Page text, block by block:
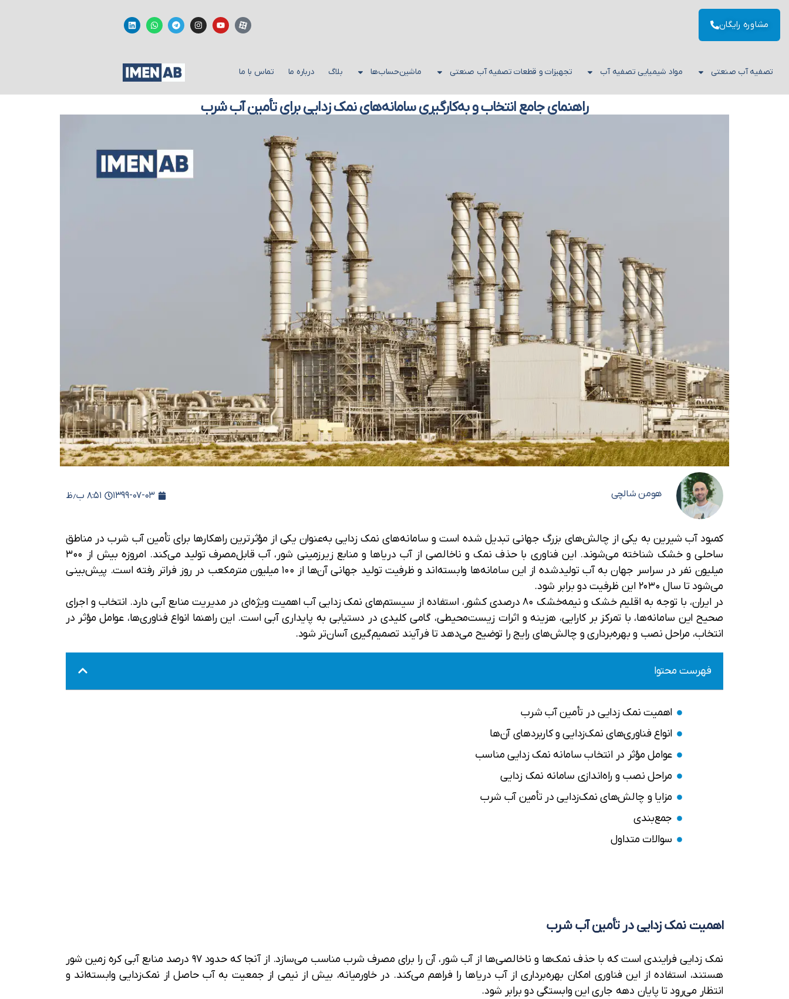
مشاوره رایگان
تصفیه آب صنعتی مواد شیمیایی تصفیه آب تجهیزات و قطعات تصفیه آب صنعتی ماشین‌حساب‌ها بلاگ درباره ما تماس با ما
راهنمای جامع انتخاب و به‌کارگیری سامانه‌های نمک زدایی برای تأمین آب شرب
هومن شالچی ۱۳۹۹-۰۷-۰۳ ۸:۵۱ ب٫ظ
کمبود آب شیرین به یکی از چالش‌های بزرگ جهانی تبدیل شده است و سامانه‌های نمک زدایی به‌عنوان یکی از مؤثرترین راهکارها برای تأمین آب شرب در مناطق
ساحلی و خشک شناخته می‌شوند. این فناوری با حذف نمک و ناخالصی از آب دریاها و منابع زیرزمینی شور، آب قابل‌مصرف تولید می‌کند. امروزه بیش از ۳۰۰
میلیون نفر در سراسر جهان به آب تولیدشده از این سامانه‌ها وابسته‌اند و ظرفیت تولید جهانی آن‌ها از ۱۰۰ میلیون مترمکعب در روز فراتر رفته است. پیش‌بینی
می‌شود تا سال ۲۰۳۰ این ظرفیت دو برابر شود.
در ایران، با توجه به اقلیم خشک و نیمه‌خشک ۸۰ درصدی کشور، استفاده از سیستم‌های نمک زدایی آب اهمیت ویژه‌ای در مدیریت منابع آبی دارد. انتخاب و اجرای
صحیح این سامانه‌ها، با تمرکز بر کارایی، هزینه و اثرات زیست‌محیطی، گامی کلیدی در دستیابی به پایداری آبی است. این راهنما انواع فناوری‌ها، عوامل مؤثر در
انتخاب، مراحل نصب و بهره‌برداری و چالش‌های رایج را توضیح می‌دهد تا فرآیند تصمیم‌گیری آسان‌تر شود.
فهرست محتوا
اهمیت نمک زدایی در تأمین آب شرب
انواع فناوری‌های نمک‌زدایی و کاربردهای آن‌ها
عوامل مؤثر در انتخاب سامانه نمک زدایی مناسب
مراحل نصب و راه‌اندازی سامانه نمک زدایی
مزایا و چالش‌های نمک‌زدایی در تأمین آب شرب
جمع‌بندی
سوالات متداول
اهمیت نمک زدایی در تأمین آب شرب
نمک زدایی فرایندی است که با حذف نمک‌ها و ناخالصی‌ها از آب شور، آن را برای مصرف شرب مناسب می‌سازد. از آنجا که حدود ۹۷ درصد منابع آبی کره زمین شور
هستند، استفاده از این فناوری امکان بهره‌برداری از آب دریاها را فراهم می‌کند. در خاورمیانه، بیش از نیمی از جمعیت به آب حاصل از نمک‌زدایی وابسته‌اند و
انتظار می‌رود تا پایان دهه جاری این وابستگی دو برابر شود.